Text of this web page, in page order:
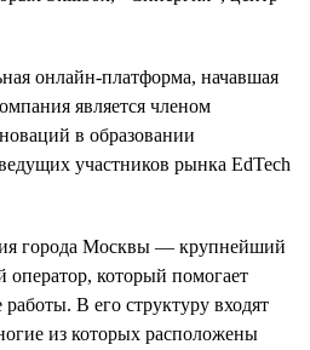
онлайн-платформа, начавшая
является членом
в образовании
участников рынка EdTech
города Москвы — крупнейший
оператор, который помогает
В его структуру входят
из которых расположены